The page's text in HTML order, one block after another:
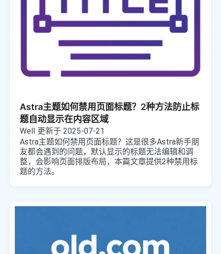
Astra主题如何禁用页面标题？2种方法防止标
题自动显示在内容区域
Well 更新于 2025-07-21
Astra主题如何禁用页面标题？这是很多Astra新手朋
友都会遇到的问题，默认显示的标题无法编辑和调
整，会影响页面排版布局，本篇文章提供2种禁用标
题的方法。